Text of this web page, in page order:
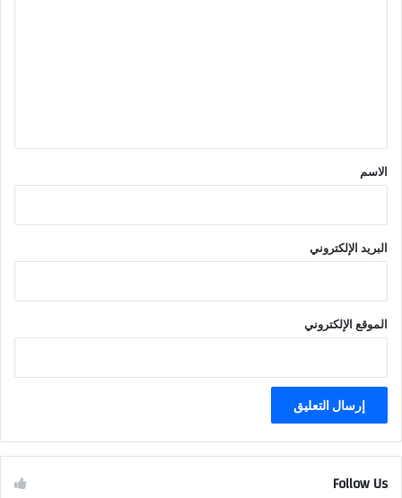
*
الاسم
البريد الإلكتروني
الموقع الإلكتروني
Follow Us